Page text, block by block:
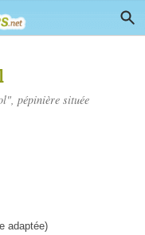
pépinière située
adaptée)